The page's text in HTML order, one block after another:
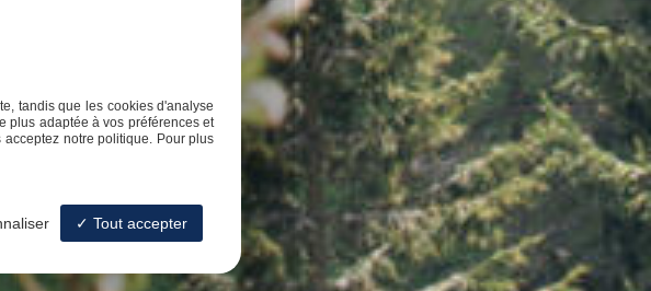
tandis que les cookies d'analyse
plus adaptée à vos préférences et
notre politique. Pour plus
Tout accepter